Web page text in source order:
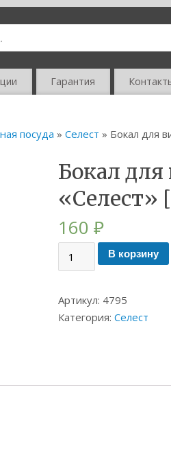
Гарантия
посуда » Селест » Бокал для
Бокал
«Селест»
160 ₽
В корзину
Артикул: 4795
Категория: Селест